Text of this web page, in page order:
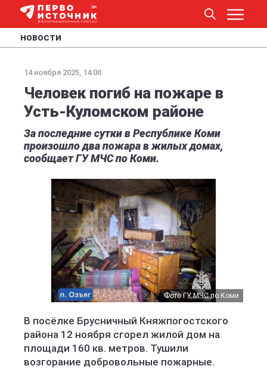
НОВОСТИ
14 ноября 2025, 14:00
Человек погиб на пожаре в
Усть-Куломском районе
За последние сутки в Республике Коми
произошло два пожара в жилых домах,
сообщает ГУ МЧС по Коми.
Фото ГУ МЧС по Коми
В посёлке Брусничный Княжпогостского
района 12 ноября сгорел жилой дом на
площади 160 кв. метров. Тушили
возгорание добровольные пожарные.